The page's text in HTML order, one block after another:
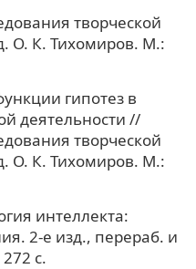
творческой
О. К. Тихомиров. М.:
гипотез в
деятельности //
творческой
О. К. Тихомиров. М.:
интеллекта:
2-е изд., перераб. и
с.